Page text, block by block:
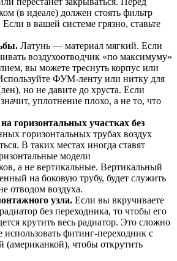
(в идеале) должен стоять фильтр
в вашей системе грязно, ставьте
Латунь — материал мягкий. Если
воздухоотводчик «по максимуму»
вы можете треснуть корпус или
Используйте ФУМ-ленту или нитку для
но не давите до хруста. Если
уплотнение плохо, а не то, что
горизонтальных участках без
горизонтальных трубах воздух
В таких местах иногда ставят
модели
а не вертикальные. Вертикальный
на боковую трубу, будет служить
отводом воздуха.
узла. Если вы вкручиваете
без переходника, то чтобы его
крутить весь радиатор. Это сложно
фитинг-переходник с
(американкой), чтобы открутить